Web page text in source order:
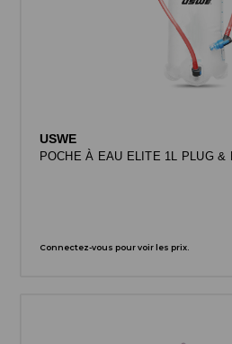
USWE
POCHE À EAU ELITE 1L PLUG &
Connectez-vous pour voir les prix.